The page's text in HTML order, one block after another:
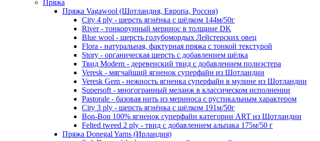
Пряжа
Пряжа Vagawool (Шотландия, Европа, Россия)
City 4 ply - шерсть ягнёнка с шёлком 144м/50г
River - тонкорунный меринос в толщине DK
Blue wool - шерсть голубомордых Лейстерских овец
Flora - натуральная, фактурная пряжа с тонкой текстурой
Story - органическая шерсть с добавлением шёлка
Твид Modern - деревенский твид с добавлением полиэстера
Veresk - мягчайший ягненок суперфайн из Шотландии
Veresk Gem - нежность ягненка суперфайн в мулине из Шотландии
Supersoft - многогранный меланж в классическом исполнении
Pastorale - базовая нить из мериноса с рустикальным характером
City 3 ply - шерсть ягнёнка с шёлком 191м/50г
Bon-Bon 100% ягненок суперфайн категории ART из Шотландии
Felted tweed 2 ply - твид с добавлением альпака 175м/50 г
Пряжа Donegal Yarns (Ирландия)